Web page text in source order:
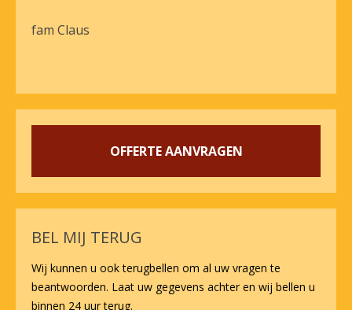
fam Claus
OFFERTE AANVRAGEN
BEL MIJ TERUG
Wij kunnen u ook terugbellen om al uw vragen te
beantwoorden. Laat uw gegevens achter en wij bellen u
binnen 24 uur terug.